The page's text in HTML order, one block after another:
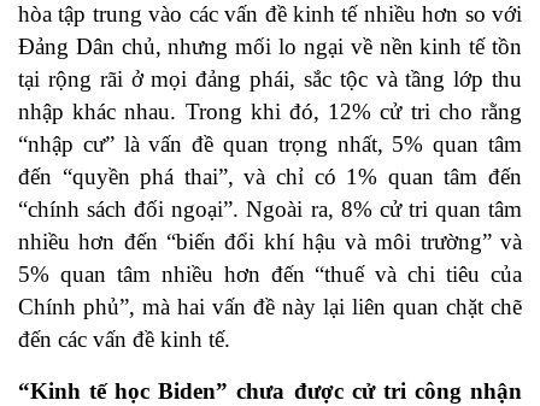
hòa tập trung vào các vấn đề kinh tế nhiều hơn so với
Đảng Dân chủ, nhưng mối lo ngại về nền kinh tế tồn
tại rộng rãi ở mọi đảng phái, sắc tộc và tầng lớp thu
nhập khác nhau. Trong khi đó, 12% cử tri cho rằng
“nhập cư” là vấn đề quan trọng nhất, 5% quan tâm
đến “quyền phá thai”, và chỉ có 1% quan tâm đến
“chính sách đối ngoại”. Ngoài ra, 8% cử tri quan tâm
nhiều hơn đến “biến đổi khí hậu và môi trường” và
5% quan tâm nhiều hơn đến “thuế và chi tiêu của
Chính phủ”, mà hai vấn đề này lại liên quan chặt chẽ
đến các vấn đề kinh tế.
“Kinh tế học Biden” chưa được cử tri công nhận